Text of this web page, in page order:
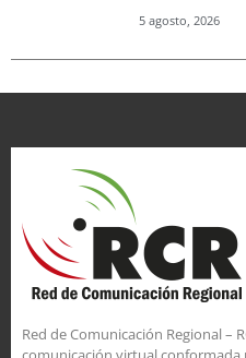
5 agosto, 2026
Red de Comunicación Regional –